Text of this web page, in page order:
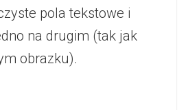
pola tekstowe i
na drugim (tak jak
obrazku).